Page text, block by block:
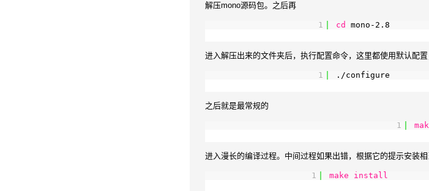
解压mono源码包。之后再
1 cd mono-2.8
进入解压出来的文件夹后，执行配置命令，这里都使用默认配
1 . /configure
之后就是最常规的
1
进入漫长的编译过程。中间过程如果出错，根据它的提示安装相
1 make install